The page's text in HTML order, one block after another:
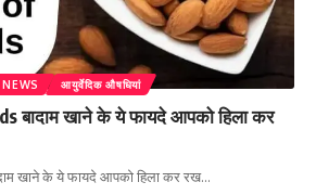
NEWS आयुर्वेदिक औषधियां
बादाम खाने के ये फायदे आपको हिला कर
खाने के ये फायदे आपको हिला कर रख…